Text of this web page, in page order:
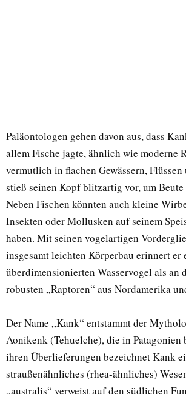
Paläontologen gehen davon aus, dass
allem Fische jagte, ähnlich wie moderne
vermutlich in flachen Gewässern, Flüssen
stieß seinen Kopf blitzartig vor, um
Neben Fischen könnten auch kleine
Insekten oder Mollusken auf seinem
haben. Mit seinen vogelartigen
insgesamt leichten Körperbau erinnert er
überdimensionierten Wasservogel als an
robusten „Raptoren“ aus Nordamerika
Der Name „Kank“ entstammt der
Aonikenk (Tehuelche), die in Patagonien
ihren Überlieferungen bezeichnet Kank
straußenähnliches (rhea-ähnliches)
„australis“ verweist auf den südlichen